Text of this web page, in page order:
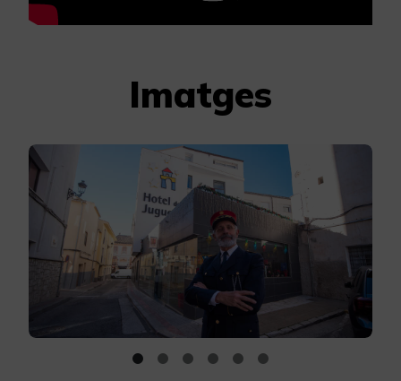
Imatges